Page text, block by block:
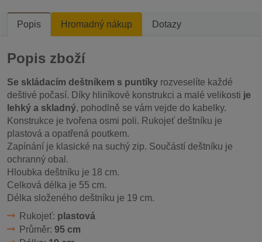
Popis Hromadný nákup Dotazy
Popis zboží
Se skládacím deštníkem s puntíky rozveselíte každé
deštivé počasí. Díky hliníkové konstrukci a malé velikosti je
lehký a skladný, pohodlně se vám vejde do kabelky.
Konstrukce je tvořena osmi poli. Rukojeť deštníku je
plastová a opatřená poutkem.
Zapínání je klasické na suchý zip. Součástí deštníku je
ochranný obal.
Hloubka deštníku je 18 cm.
Celková délka je 55 cm.
Délka složeného deštníku je 19 cm.
Rukojeť: plastová
Průměr: 95 cm